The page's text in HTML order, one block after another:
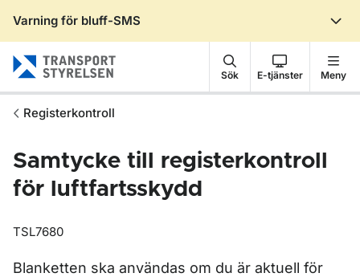
Varning för bluff-SMS
Sök E-tjänster Meny
Registerkontroll
Samtycke till registerkontroll
för luftfartsskydd
TSL7680
Blanketten ska användas om du är aktuell för